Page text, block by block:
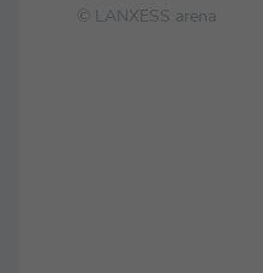
© LANXESS arena